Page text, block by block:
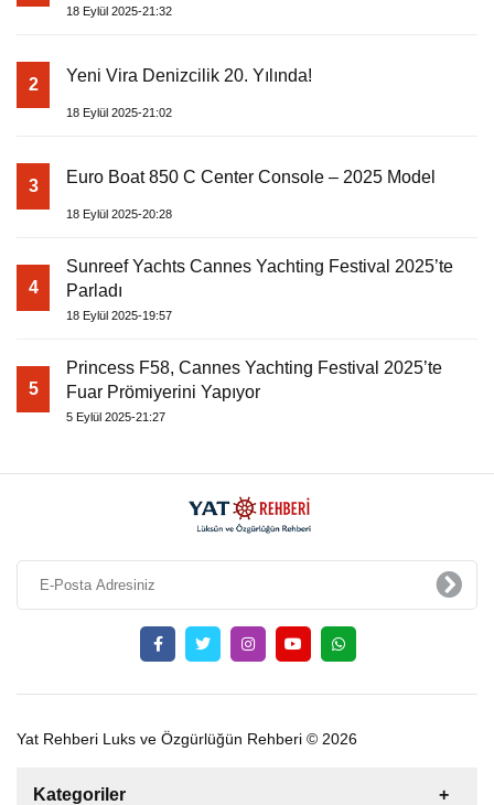
18 Eylül 2025-21:32
2 Yeni Vira Denizcilik 20. Yılında!
18 Eylül 2025-21:02
3 Euro Boat 850 C Center Console – 2025 Model
18 Eylül 2025-20:28
4
Sunreef Yachts Cannes Yachting Festival 2025’te
Parladı
18 Eylül 2025-19:57
5
Princess F58, Cannes Yachting Festival 2025’te
Fuar Prömiyerini Yapıyor
5 Eylül 2025-21:27
Yat Rehberi Luks ve Özgürlüğün Rehberi © 2026
Kategoriler